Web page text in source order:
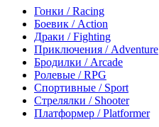
Гонки / Racing
Боевик / Action
Драки / Fighting
Приключения / Adventure
Бродилки / Arcade
Ролевые / RPG
Спортивные / Sport
Стрелялки / Shooter
Платформер / Platformer